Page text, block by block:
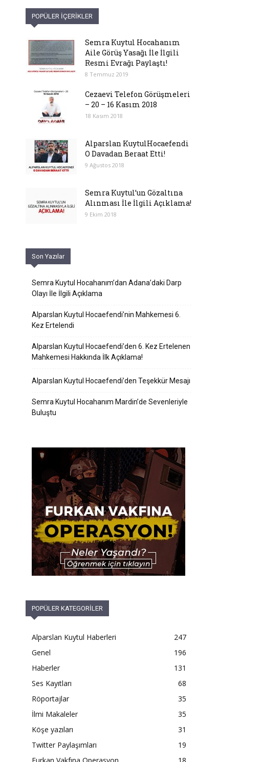
POPÜLER İÇERİKLER
Semra Kuytul Hocahanım
Aile Görüş Yasağı İle İlgili
Resmi Evrağı Paylaştı!
8 Temmuz 2019
Cezaevi Telefon Görüşmeleri
– 20 – 16 Kasım 2018
18 Kasım 2018
Alparslan KuytulHocaefendi
O Davadan Beraat Etti!
9 Ağustos 2018
Semra Kuytul’un Gözaltına
Alınması İle İlgili Açıklama!
9 Ekim 2018
Son Yazılar
Semra Kuytul Hocahanım’dan Adana’daki Darp
Olayı İle İlgili Açıklama
Alparslan Kuytul Hocaefendi’nin Mahkemesi 6.
Kez Ertelendi
Alparslan Kuytul Hocaefendi’den 6. Kez Ertelenen
Mahkemesi Hakkında İlk Açıklama!
Alparslan Kuytul Hocaefendi’den Teşekkür Mesajı
Semra Kuytul Hocahanım Mardin’de Sevenleriyle
Buluştu
POPÜLER KATEGORİLER
Alparslan Kuytul Haberleri
247
Genel
196
Haberler
131
Ses Kayıtları
68
Röportajlar
35
İlmi Makaleler
35
Köşe yazıları
31
Twitter Paylaşımları
19